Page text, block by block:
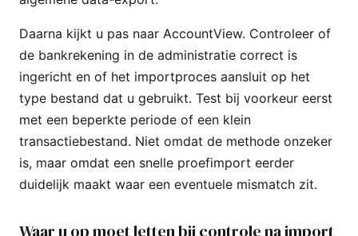
Daarna kijkt u pas naar AccountView. Controleer of
de bankrekening in de administratie correct is
ingericht en of het importproces aansluit op het
type bestand dat u gebruikt. Test bij voorkeur eerst
met een beperkte periode of een klein
transactiebestand. Niet omdat de methode onzeker
is, maar omdat een snelle proefimport eerder
duidelijk maakt waar een eventuele mismatch zit.
Waar u op moet letten bij controle na import